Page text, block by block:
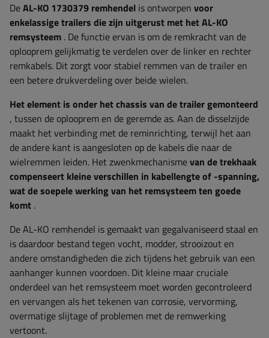
DeAL-KO 1730379 remhendel is ontworpen voor
enkelassige trailers die zijn uitgerust met het AL-KO
remsysteem . De functie ervan is om de remkracht van de
oplooprem gelijkmatig te verdelen over de linker en rechter
remkabels. Dit zorgt voor stabiel remmen van de trailer en
een betere drukverdeling over beide wielen.
Het element is onder het chassis van de trailer gemonteerd
, tussen de oplooprem en de geremde as. Aan de disselzijde
maakt het verbinding met de reminrichting, terwijl het aan
de andere kant is aangesloten op de kabels die naar de
wielremmen leiden. Het zwenkmechanismevan de trekhaak
compenseert kleine verschillen in kabellengte of -spanning,
wat de soepele werking van het remsysteem ten goede
komt .
De AL-KO remhendel is gemaakt van gegalvaniseerd staal en
is daardoor bestand tegen vocht, modder, strooizout en
andere omstandigheden die zich tijdens het gebruik van een
aanhanger kunnen voordoen. Dit kleine maar cruciale
onderdeel van het remsysteem moet worden gecontroleerd
en vervangen als het tekenen van corrosie, vervorming,
overmatige slijtage of problemen met de remwerking
vertoont.